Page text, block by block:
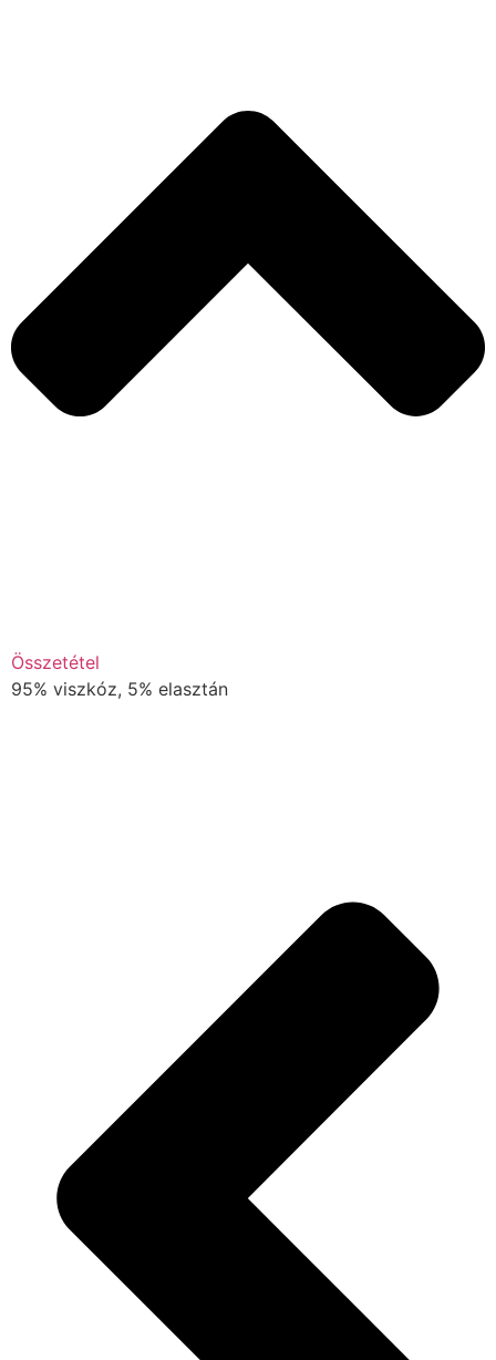
Összetétel
95% viszkóz, 5% elasztán